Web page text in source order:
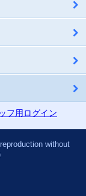
フ用ログイン
without